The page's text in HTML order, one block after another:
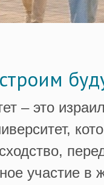
– это
участие в